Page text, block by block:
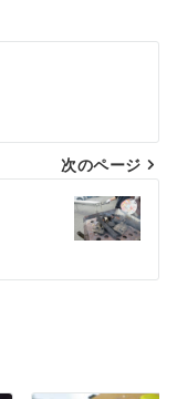
次のページ